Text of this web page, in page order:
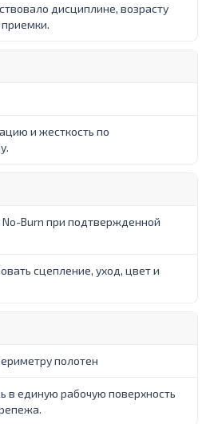
дисциплине, возрасту
и жесткость по
No-Burn при подтвержденной
сцепление, уход, цвет и
полотен
в единую рабочую поверхность